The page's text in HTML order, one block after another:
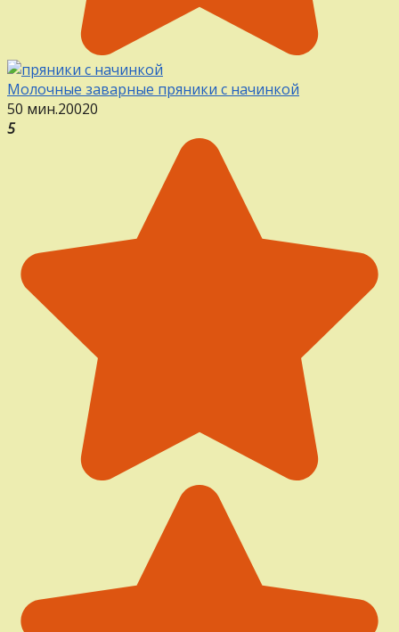
Молочные заварные пряники с начинкой
50 мин.20020
5